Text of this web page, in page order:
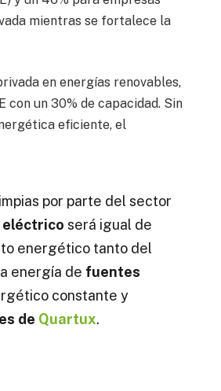
mientras se fortalece la
en energías renovables,
con un 30% de capacidad. Sin
eficiente, el
por parte del sector
eléctrico será igual de
energético tanto del
energía de fuentes
constante y
de Quartux.